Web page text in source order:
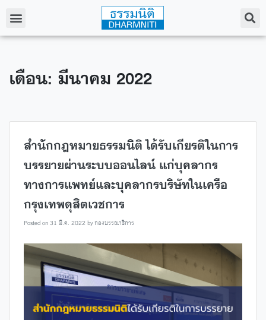
เดือน: มีนาคม 2022
สำนักกฎหมายธรรมนิติ ได้รับเกียรติในการ
บรรยายผ่านระบบออนไลน์ แก่บุคลากร
ทางการแพทย์และบุคลากรบริษัทในเครือ
กรุงเทพดุสิตเวชการ
Posted on31 มี.ค. 2022 byกองบรรณาธิการ